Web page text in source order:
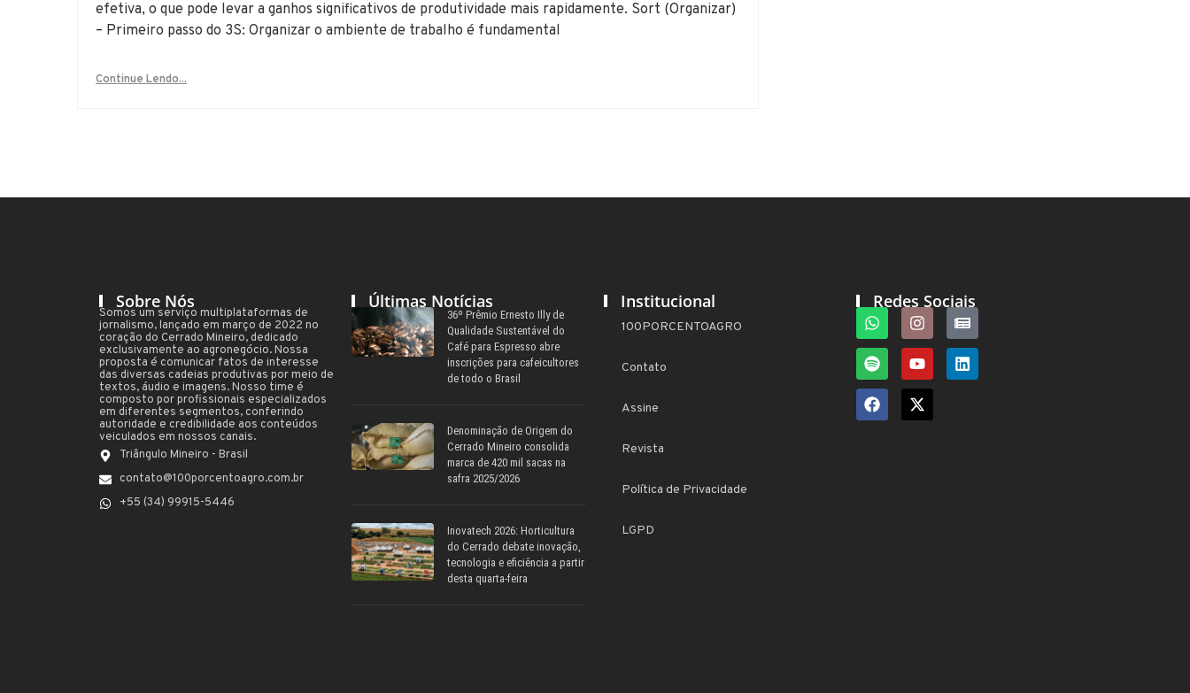
efetiva, o que pode levar a ganhos significativos de produtividade mais rapidamente. Sort (Organizar)
– Primeiro passo do 3S: Organizar o ambiente de trabalho é fundamental
Continue Lendo...
Sobre Nós
Somos um serviço multiplataformas de
jornalismo, lançado em março de 2022 no
coração do Cerrado Mineiro, dedicado
exclusivamente ao agronegócio. Nossa
proposta é comunicar fatos de interesse
das diversas cadeias produtivas por meio de
textos, áudio e imagens. Nosso time é
composto por profissionais especializados
em diferentes segmentos, conferindo
autoridade e credibilidade aos conteúdos
veiculados em nossos canais.
Triângulo Mineiro - Brasil
contato@100porcentoagro.com.br
+55 (34) 99915-5446
Últimas Notícias
36º Prêmio Ernesto Illy de
Qualidade Sustentável do
Café para Espresso abre
inscrições para cafeicultores
de todo o Brasil
Denominação de Origem do
Cerrado Mineiro consolida
marca de 420 mil sacas na
safra 2025/2026
Inovatech 2026: Horticultura
do Cerrado debate inovação,
tecnologia e eficiência a partir
desta quarta-feira
Institucional
100PORCENTOAGRO
Contato
Assine
Revista
Política de Privacidade
LGPD
Redes Sociais